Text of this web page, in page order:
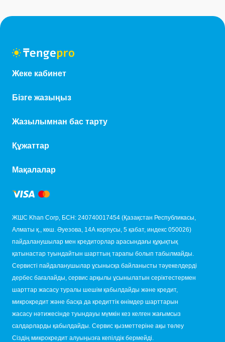
Жеке кабинет
Бізге жазыңыз
Жазылымнан бас тарту
Құжаттар
Мақалалар
ЖШС Khan Corp, БСН: 240740017454 (Қазақстан Республикасы,
Алматы қ., көш. Әуезова, 14А корпусы, 5 қабат, индекс 050026)
пайдаланушылар мен кредиторлар арасындағы құқықтық
қатынастар туындайтын шарттың тарапы болып табылмайды.
Сервисті пайдаланушылар ұсынысқа байланысты тәуекелдерді
дербес бағалайды, сервис арқылы ұсынылатын серіктестермен
шарттар жасасу туралы шешім қабылдайды және кредит,
микрокредит және басқа да кредиттік өнімдер шарттарын
жасасу нәтижесінде туындауы мүмкін кез келген жағымсыз
салдарларды қабылдайды. Сервис қызметтеріне ақы төлеу
Сіздің микрокредит алуыңызға кепілдік бермейді.